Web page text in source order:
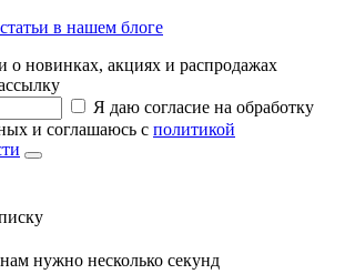
в нашем блоге
о новинках, акциях и распродажах
Я даю согласие на обработку
и соглашаюсь с политикой
нужно несколько секунд